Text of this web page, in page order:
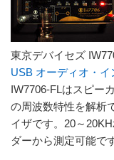
東京デバイセズ
USB オーディオ・
IW7706-FLはスピー
の周波数特性を解析
イザです。20～
ダーから測定可能で